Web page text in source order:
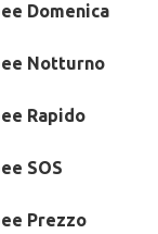
Domenica
Notturno
Rapido
SOS
Prezzo